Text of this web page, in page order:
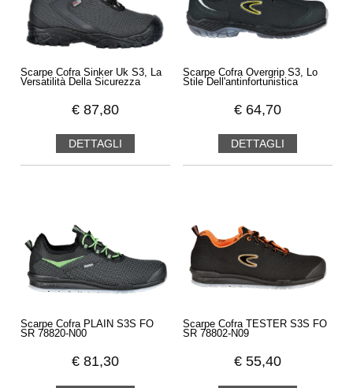
Scarpe Cofra Sinker Uk S3, La
Versatilità Della Sicurezza
€ 87,80
DETTAGLI
Scarpe Cofra Overgrip S3, Lo
Stile Dell'antinfortunistica
€ 64,70
DETTAGLI
Scarpe Cofra PLAIN S3S FO
SR 78820-N00
€ 81,30
Scarpe Cofra TESTER S3S FO
SR 78802-N09
€ 55,40